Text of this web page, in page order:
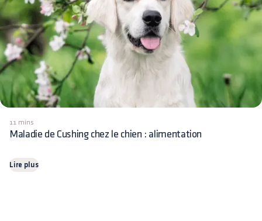
11 mins
Maladie de Cushing chez le chien : alimentation
Lire plus